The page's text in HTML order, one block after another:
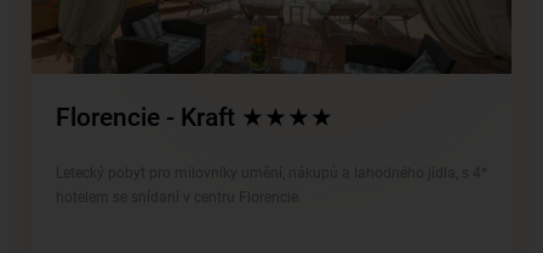
Florencie - Kraft ★★★★